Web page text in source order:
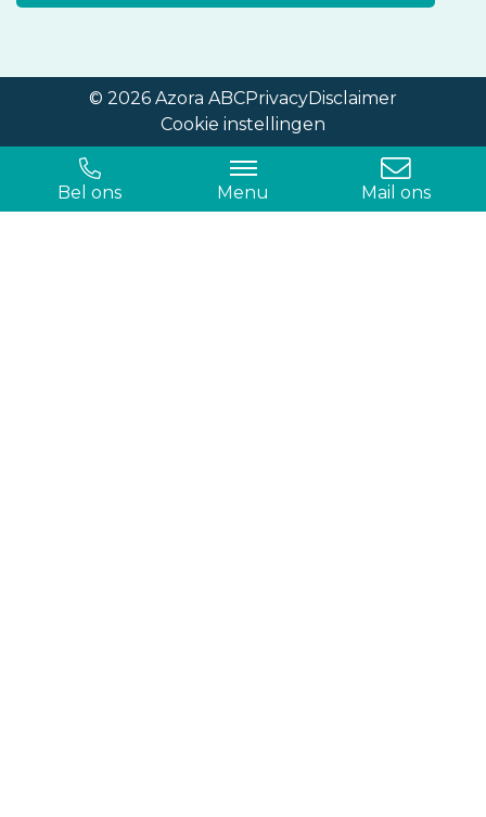
© 2026 Azora ABCPrivacyDisclaimer
Cookie instellingen
Bel ons Menu Mail ons